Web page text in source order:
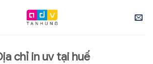
chỉ in uv tại huế